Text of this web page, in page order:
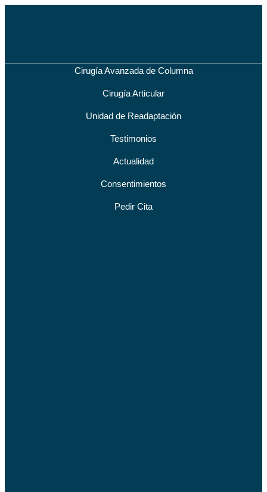
Cirugía Avanzada de Columna
Cirugía Articular
Unidad de Readaptación
Testimonios
Actualidad
Consentimientos
Pedir Cita